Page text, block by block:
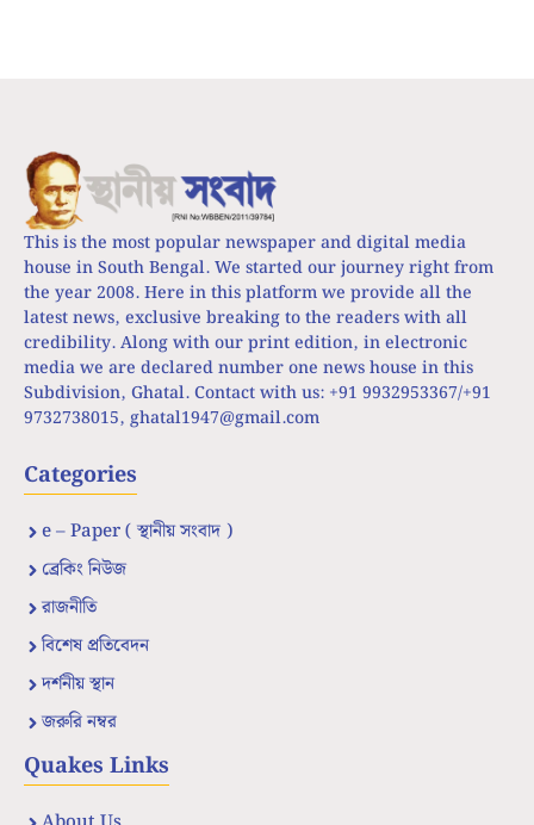
This is the most popular newspaper and digital media
house in South Bengal. We started our journey right from
the year 2008. Here in this platform we provide all the
latest news, exclusive breaking to the readers with all
credibility. Along with our print edition, in electronic
media we are declared number one news house in this
Subdivision, Ghatal. Contact with us: +91 9932953367/+91
9732738015, ghatal1947@gmail.com
Categories
e – Paper ( স্থানীয় সংবাদ )
ব্রেকিং নিউজ
রাজনীতি
বিশেষ প্রতিবেদন
দর্শনীয় স্থান
জরুরি নম্বর
Quakes Links